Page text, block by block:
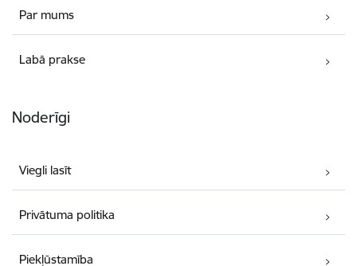
Par mums
Labā prakse
Noderīgi
Viegli lasīt
Privātuma politika
Piekļūstamība